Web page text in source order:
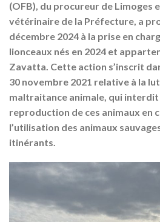
(OFB), du procureur de Limoges
vétérinaire de la Préfecture, a
décembre 2024 à la prise en
lionceaux nés en 2024 et
Zavatta. Cette action s’inscrit
30 novembre 2021 relative à la
maltraitance animale, qui interdit
reproduction de ces animaux en
l’utilisation des animaux
itinérants.